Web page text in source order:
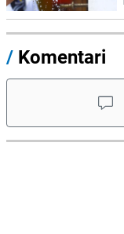
/ Komentari